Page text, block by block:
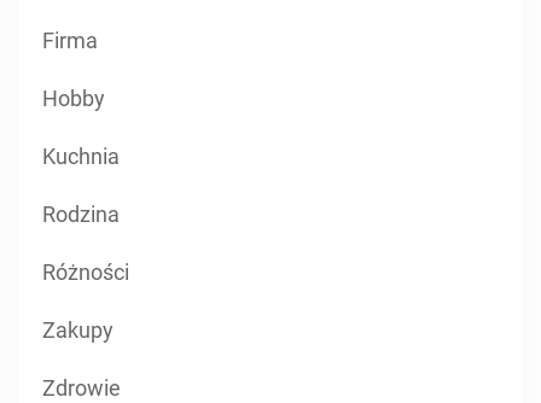
Firma
Hobby
Kuchnia
Rodzina
Różności
Zakupy
Zdrowie